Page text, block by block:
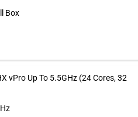
Box
vPro Up To 5.5GHz (24 Cores, 32